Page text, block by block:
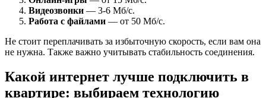
Видеозвонки — 3-6 Мб/с.
Работа с файлами — от 50 Мб/с.
Не стоит переплачивать за избыточную скорость, если вам она
не нужна. Также важно учитывать стабильность соединения.
Какой интернет лучше подключить в
квартире: выбираем технологию